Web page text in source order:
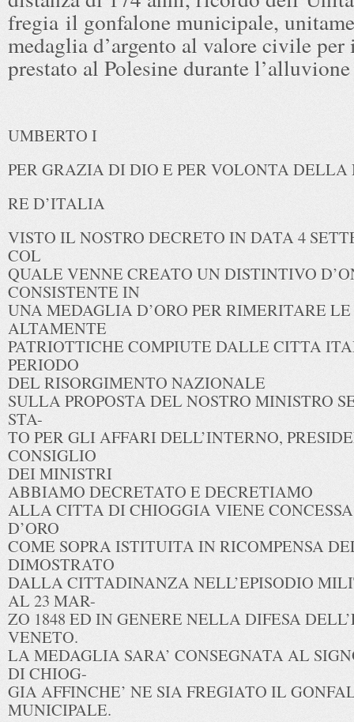
fregia il gonfalone municipale,
medaglia d’argento al valore civile per
prestato al Polesine durante
UMBERTO I
PER GRAZIA DI DIO E PER VOLONTA DELLA
RE D’ITALIA
VISTO IL NOSTRO DECRETO IN DATA 4
COL
QUALE VENNE CREATO UN DISTINTIVO
CONSISTENTE IN
UNA MEDAGLIA D’ORO PER RIMERITARE
ALTAMENTE
PATRIOTTICHE COMPIUTE DALLE CITTA
PERIODO
DEL RISORGIMENTO NAZIONALE
SULLA PROPOSTA DEL NOSTRO MINISTRO
STA-
TO PER GLI AFFARI DELL’INTERNO,
CONSIGLIO
DEI MINISTRI
ABBIAMO DECRETATO E DECRETIAMO
ALLA CITTA DI CHIOGGIA VIENE
D’ORO
COME SOPRA ISTITUITA IN RICOMPENSA
DIMOSTRATO
DALLA CITTADINANZA NELL’EPISODIO
AL 23 MAR-
ZO 1848 ED IN GENERE NELLA DIFESA
VENETO.
LA MEDAGLIA SARA’ CONSEGNATA AL
DI CHIOG-
GIA AFFINCHE’ NE SIA FREGIATO IL
MUNICIPALE.